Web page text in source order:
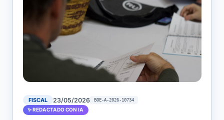
FISCAL 23/05/2026 BOE-A-2026-10734
✨ REDACTADO CON IA